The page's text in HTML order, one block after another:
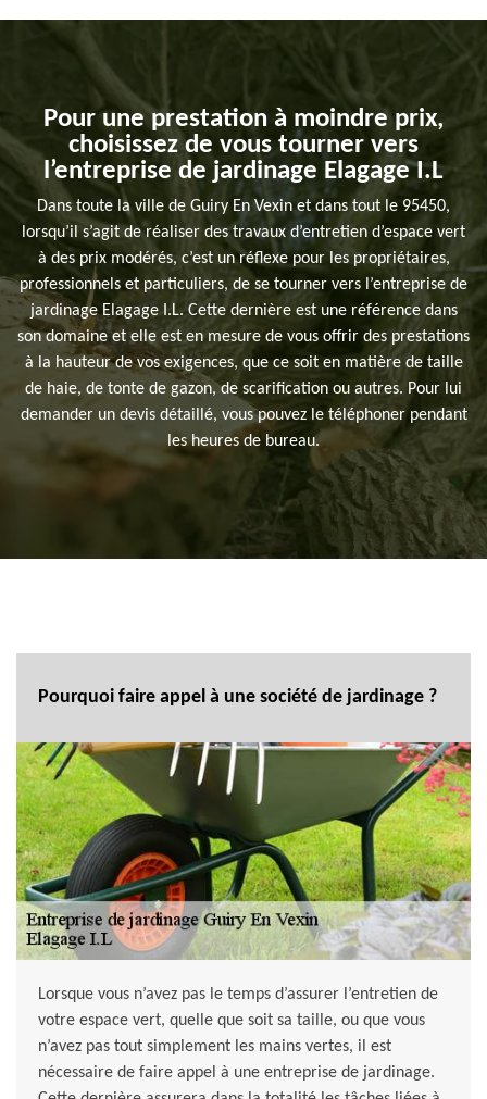
Pour une prestation à moindre prix,
choisissez de vous tourner vers
l’entreprise de jardinage Elagage I.L
Dans toute la ville de Guiry En Vexin et dans tout le 95450,
lorsqu’il s’agit de réaliser des travaux d’entretien d’espace vert
à des prix modérés, c’est un réflexe pour les propriétaires,
professionnels et particuliers, de se tourner vers l’entreprise de
jardinage Elagage I.L. Cette dernière est une référence dans
son domaine et elle est en mesure de vous offrir des prestations
à la hauteur de vos exigences, que ce soit en matière de taille
de haie, de tonte de gazon, de scarification ou autres. Pour lui
demander un devis détaillé, vous pouvez le téléphoner pendant
les heures de bureau.
Pourquoi faire appel à une société de jardinage ?
Lorsque vous n’avez pas le temps d’assurer l’entretien de
votre espace vert, quelle que soit sa taille, ou que vous
n’avez pas tout simplement les mains vertes, il est
nécessaire de faire appel à une entreprise de jardinage.